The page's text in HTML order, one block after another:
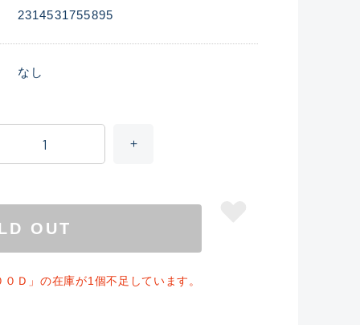
2314531755895
なし
OUT
Ｄ」の在庫が1個不足しています。